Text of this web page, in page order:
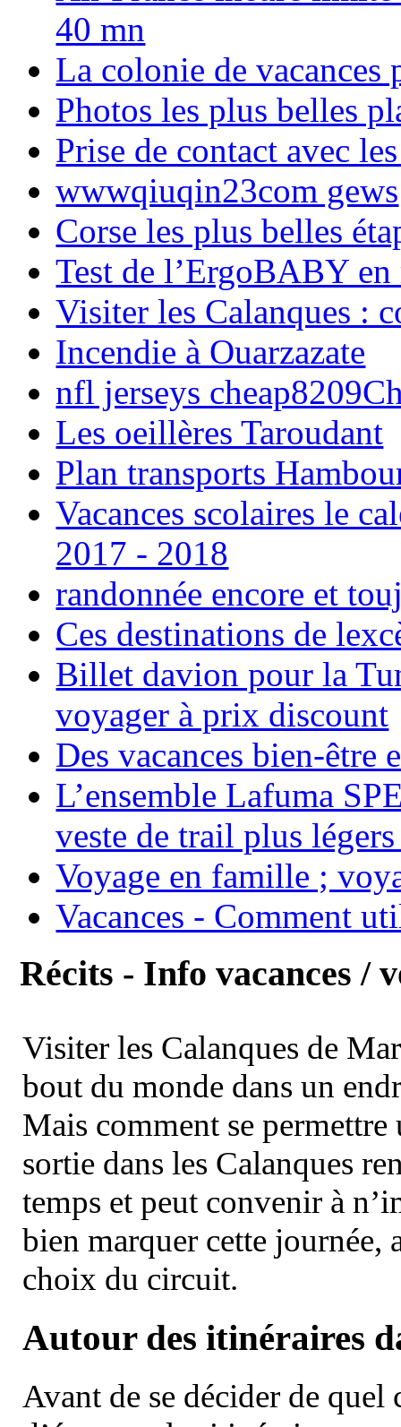
40 mn
La colonie de vacances
Photos les plus belles
Prise de contact avec
wwwqiuqin23com gews
Corse les plus belles
Test de l’ErgoBABY en
Visiter les Calanques :
Incendie à Ouarzazate
nfl jerseys
Les oeillères Taroudant
Plan transports
Vacances scolaires le
2017 - 2018
randonnée encore et
Ces destinations de
Billet davion pour la
voyager à prix discount
Des vacances bien-être
L’ensemble Lafuma
veste de trail plus
Voyage en famille ;
Vacances - Comment
Récits - Info vacances /
Visiter les Calanques de
bout du monde dans un
Mais comment se permettre
sortie dans les Calanques
temps et peut convenir à
bien marquer cette journée,
choix du circuit.
Autour des itinéraires
Avant de se décider de